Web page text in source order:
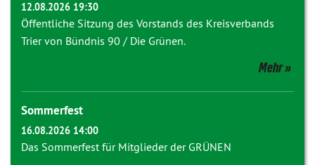
12.08.2026 19:30
Öffentliche Sitzung des Vorstands des Kreisverbands
Trier von Bündnis 90 / Die Grünen.
Mehr
Sommerfest
16.08.2026 14:00
Das Sommerfest für Mitglieder der GRÜNEN